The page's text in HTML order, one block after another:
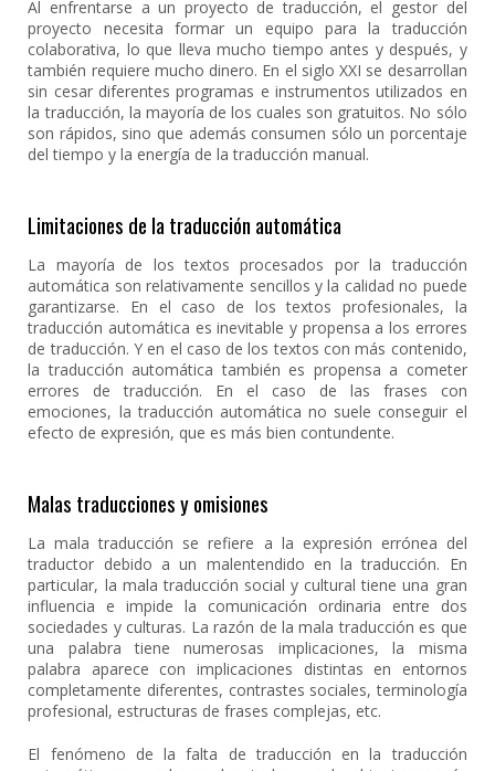
Al enfrentarse a un proyecto de traducción, el gestor del
proyecto necesita formar un equipo para la traducción
colaborativa, lo que lleva mucho tiempo antes y después, y
también requiere mucho dinero. En el siglo XXI se desarrollan
sin cesar diferentes programas e instrumentos utilizados en
la traducción, la mayoría de los cuales son gratuitos. No sólo
son rápidos, sino que además consumen sólo un porcentaje
del tiempo y la energía de la traducción manual.
Limitaciones de la traducción automática
La mayoría de los textos procesados por la traducción
automática son relativamente sencillos y la calidad no puede
garantizarse. En el caso de los textos profesionales, la
traducción automática es inevitable y propensa a los errores
de traducción. Y en el caso de los textos con más contenido,
la traducción automática también es propensa a cometer
errores de traducción. En el caso de las frases con
emociones, la traducción automática no suele conseguir el
efecto de expresión, que es más bien contundente.
Malas traducciones y omisiones
La mala traducción se refiere a la expresión errónea del
traductor debido a un malentendido en la traducción. En
particular, la mala traducción social y cultural tiene una gran
influencia e impide la comunicación ordinaria entre dos
sociedades y culturas. La razón de la mala traducción es que
una palabra tiene numerosas implicaciones, la misma
palabra aparece con implicaciones distintas en entornos
completamente diferentes, contrastes sociales, terminología
profesional, estructuras de frases complejas, etc.
El fenómeno de la falta de traducción en la traducción